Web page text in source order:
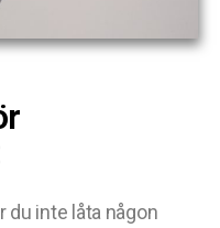
du inte låta någon